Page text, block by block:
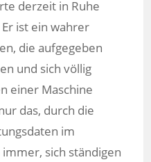
derzeit in Ruhe
ist ein wahrer
die aufgegeben
und sich völlig
einer Maschine
das, durch die
im
sich ständigen